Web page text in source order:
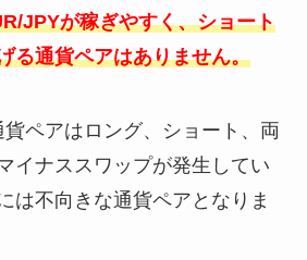
JPYが稼ぎやすく、ショート
る通貨ペアはありません。
ペアはロング、ショート、両
イナススワップが発生してい
は不向きな通貨ペアとなりま